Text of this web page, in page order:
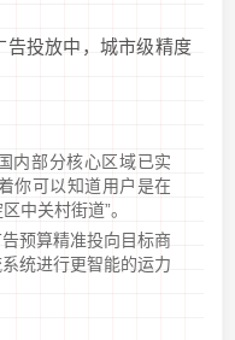
告投放中，城市级精度
内部分核心区域已实
你可以知道用户是在
中关村街道”。
预算精准投向目标商
统进行更智能的运力